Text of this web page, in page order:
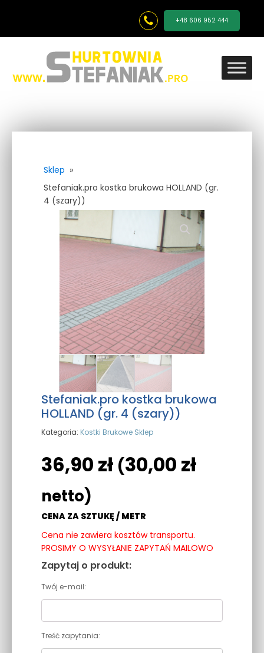
+48 606 952 444
Sklep »
Stefaniak.pro kostka brukowa HOLLAND (gr.
4 (szary))
Stefaniak.pro kostka brukowa
HOLLAND (gr. 4 (szary))
Kategoria: Kostki Brukowe Sklep
36,90 zł (30,00 zł
netto)
CENA ZA SZTUKĘ / METR
Cena nie zawiera kosztów transportu.
PROSIMY O WYSYŁANIE ZAPYTAŃ MAILOWO
Zapytaj o produkt:
Twój e-mail:
Treść zapytania: